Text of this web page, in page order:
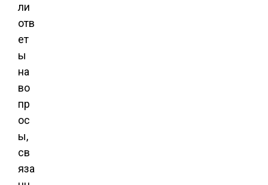
ли
отв
ет
ы
на
во
пр
ос
ы,
св
яза